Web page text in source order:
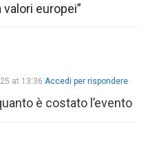
europei”
at 13:36 Accedi per rispondere
è costato l’evento